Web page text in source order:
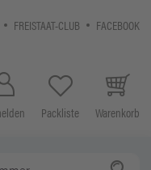
FREISTAAT-CLUB FACEBOOK
Packliste Warenkorb